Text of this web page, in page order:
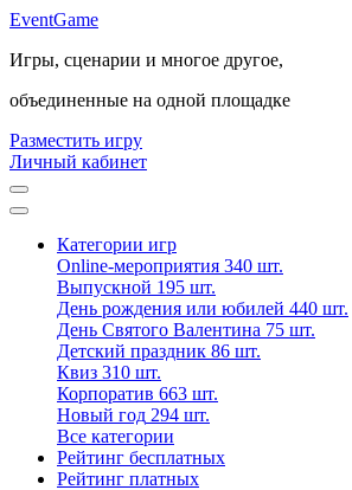
EventGame
Игры, сценарии и многое другое,
объединенные на одной площадке
Разместить игру
Личный кабинет
Категории игр
Online-мероприятия 340 шт.
Выпускной 195 шт.
День рождения или юбилей 440 шт.
День Святого Валентина 75 шт.
Детский праздник 86 шт.
Квиз 310 шт.
Корпоратив 663 шт.
Новый год 294 шт.
Все категории
Рейтинг бесплатных
Рейтинг платных